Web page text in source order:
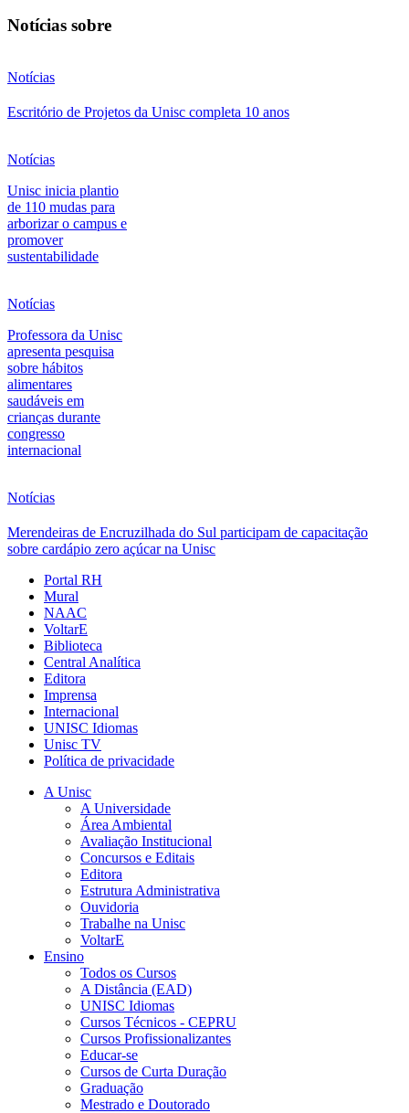
Notícias sobre
Notícias
Escritório de Projetos da Unisc completa 10 anos
Notícias
Unisc inicia plantio
de 110 mudas para
arborizar o campus e
promover
sustentabilidade
Notícias
Professora da Unisc
apresenta pesquisa
sobre hábitos
alimentares
saudáveis em
crianças durante
congresso
internacional
Notícias
Merendeiras de Encruzilhada do Sul participam de capacitação
sobre cardápio zero açúcar na Unisc
Portal RH
Mural
NAAC
VoltarE
Biblioteca
Central Analítica
Editora
Imprensa
Internacional
UNISC Idiomas
Unisc TV
Política de privacidade
A Unisc
A Universidade
Área Ambiental
Avaliação Institucional
Concursos e Editais
Editora
Estrutura Administrativa
Ouvidoria
Trabalhe na Unisc
VoltarE
Ensino
Todos os Cursos
A Distância (EAD)
UNISC Idiomas
Cursos Técnicos - CEPRU
Cursos Profissionalizantes
Educar-se
Cursos de Curta Duração
Graduação
Mestrado e Doutorado